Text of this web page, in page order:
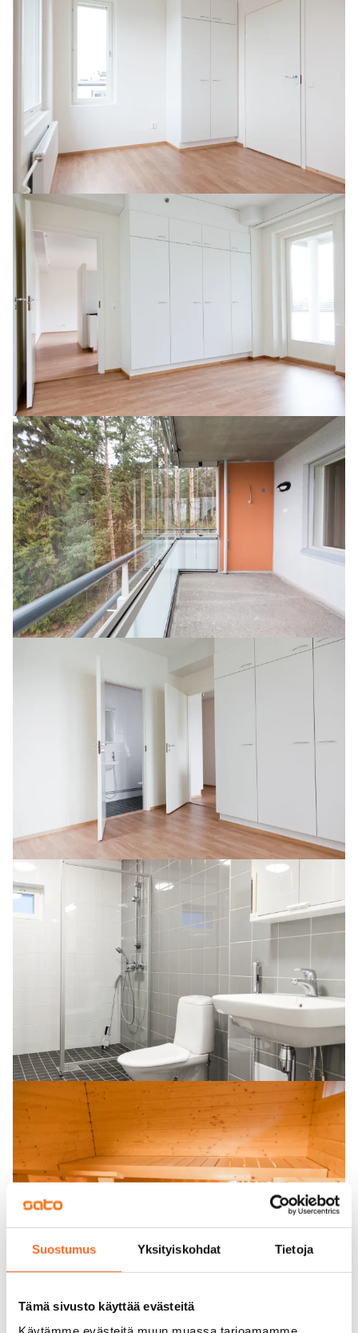
Suostumus Yksityiskohdat Tietoja
Tämä sivusto käyttää evästeitä